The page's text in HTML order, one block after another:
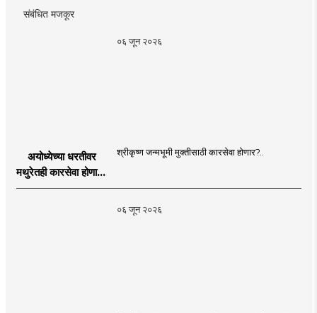
संबंधित मजकूर
०६ जून २०२६
अयोध्येच्या धरतीवर
मथुरेतही कारसेवा होणार?
| Shri Krishna
श्रीकृष्ण जन्मभूमी मुक्तीसाठी कारसेवा होणार?..
०६ जून २०२६